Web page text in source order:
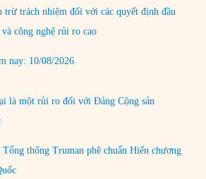
trừ trách nhiệm đối với các quyết định đầu
công nghệ rủi ro cao
nay: 10/08/2026
là một rủi ro đối với Đảng Cộng sản
Tổng thống Truman phê chuẩn Hiến chương